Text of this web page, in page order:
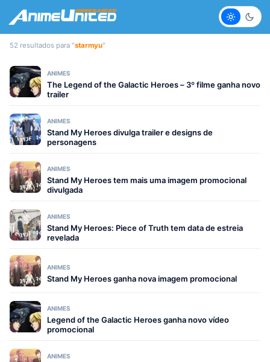
Claro
52 resultados para "starmyu"
ANIMES
The Legend of the Galactic Heroes – 3º filme ganha novo
trailer
ANIMES
Stand My Heroes divulga trailer e designs de
personagens
ANIMES
Stand My Heroes tem mais uma imagem promocional
divulgada
ANIMES
Stand My Heroes: Piece of Truth tem data de estreia
revelada
ANIMES
Stand My Heroes ganha nova imagem promocional
ANIMES
Legend of the Galactic Heroes ganha novo vídeo
promocional
ANIMES